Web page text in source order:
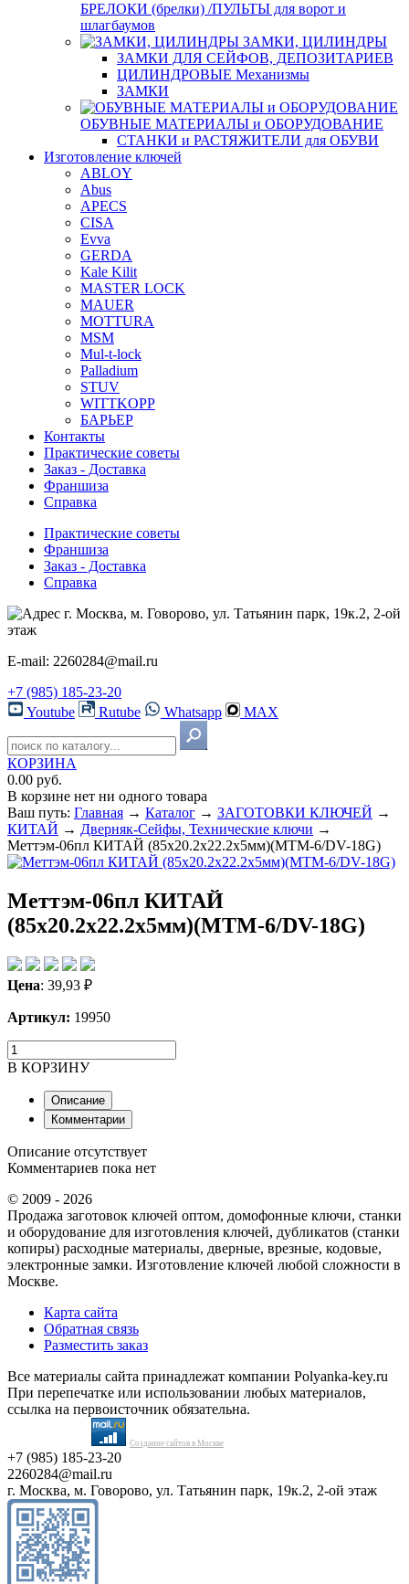
БРЕЛОКИ (брелки) /ПУЛЬТЫ для ворот и
шлагбаумов
ЗАМКИ, ЦИЛИНДРЫ
ЗАМКИ ДЛЯ СЕЙФОВ, ДЕПОЗИТАРИЕВ
ЦИЛИНДРОВЫЕ Механизмы
ЗАМКИ
ОБУВНЫЕ МАТЕРИАЛЫ и ОБОРУДОВАНИЕ
СТАНКИ и РАСТЯЖИТЕЛИ для ОБУВИ
Изготовление ключей
ABLOY
Abus
APECS
CISA
Evva
GERDA
Kale Kilit
MASTER LOCK
MAUER
MOTTURA
MSM
Mul-t-lock
Palladium
STUV
WITTKOPP
БАРЬЕР
Контакты
Практические советы
Заказ - Доставка
Франшиза
Справка
Практические советы
Франшиза
Заказ - Доставка
Справка
г. Москва, м. Говорово, ул. Татьянин парк, 19к.2, 2-ой
этаж
E-mail: 2260284@mail.ru
+7 (985) 185-23-20
Youtube
Rutube Whatsapp MAX
КОРЗИНА
0.00 руб.
В корзине нет ни одного товара
Ваш путь: Главная → Каталог → ЗАГОТОВКИ КЛЮЧЕЙ →
КИТАЙ → Дверняк-Сейфы, Технические ключи →
Меттэм-06пл КИТАЙ (85x20.2x22.2x5мм)(МТМ-6/DV-18G)
Меттэм-06пл КИТАЙ
(85x20.2x22.2x5мм)(МТМ-6/DV-18G)
Цена: 39,93 ₽
Артикул: 19950
В КОРЗИНУ
Описание
Комментарии
Описание отсутствует
Комментариев пока нет
© 2009 - 2026
Продажа заготовок ключей оптом, домофонные ключи, станки
и оборудование для изготовления ключей, дубликатов (станки
копиры) расходные материалы, дверные, врезные, кодовые,
электронные замки. Изготовление ключей любой сложности в
Москве.
Карта сайта
Обратная связь
Разместить заказ
Все материалы сайта принадлежат компании Polyanka-key.ru
При перепечатке или использовании любых материалов,
ссылка на первоисточник обязательна.
Создание сайтов в Москве
+7 (985) 185-23-20
2260284@mail.ru
г. Москва, м. Говорово, ул. Татьянин парк, 19к.2, 2-ой этаж